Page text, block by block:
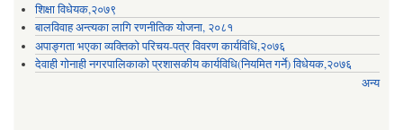
शिक्षा विधेयक,२०७९
बालविवाह अन्त्यका लागि रणनीतिक योजना, २०८१
अपाङ्गता भएका व्यक्तिको परिचय-पत्र विवरण कार्यविधि,२०७६
देवाही गोनाही नगरपालिकाको प्रशासकीय कार्यविधि(नियमित गर्ने) विधेयक,२०७६
अन्य